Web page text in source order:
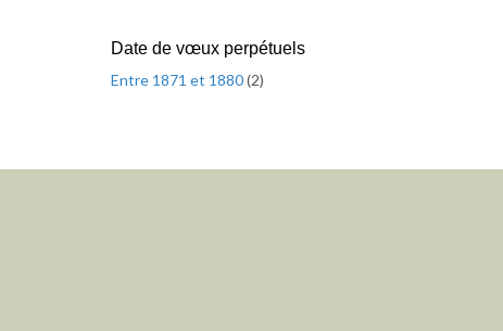
Date de vœux perpétuels
Entre 1871 et 1880(2)